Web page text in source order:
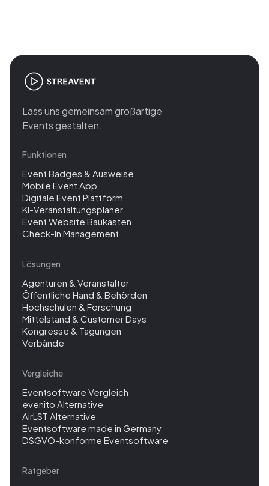
Lass uns gemeinsam großartige
Events gestalten.
Funktionen
Event Badges & Ausweise
Mobile Event App
Digitale Event Plattform
KI-Veranstaltungsplaner
Event Website Baukasten
Check-In Management
Lösungen
Agenturen & Veranstalter
Öffentliche Hand & Behörden
Hochschulen & Forschung
Mittelstand & Customer Days
Kongresse & Tagungen
Verbände
Vergleiche
Eventsoftware Vergleich
evenito Alternative
AirLST Alternative
Eventsoftware made in Germany
DSGVO-konforme Eventsoftware
Ratgeber